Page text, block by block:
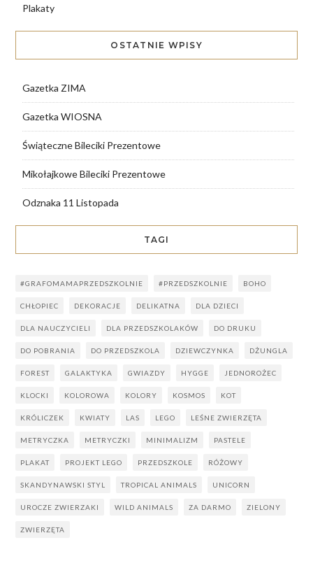
Plakaty
OSTATNIE WPISY
Gazetka ZIMA
Gazetka WIOSNA
Świąteczne Bileciki Prezentowe
Mikołajkowe Bileciki Prezentowe
Odznaka 11 Listopada
TAGI
#GRAFOMAMAPRZEDSZKOLNIE #PRZEDSZKOLNIE BOHO
CHŁOPIEC DEKORACJE DELIKATNA DLA DZIECI
DLA NAUCZYCIELI DLA PRZEDSZKOLAKÓW DO DRUKU
DO POBRANIA DO PRZEDSZKOLA DZIEWCZYNKA DŻUNGLA
FOREST GALAKTYKA GWIAZDY HYGGE JEDNOROŻEC
KLOCKI KOLOROWA KOLORY KOSMOS KOT
KRÓLICZEK KWIATY LAS LEGO LEŚNE ZWIERZĘTA
METRYCZKA METRYCZKI MINIMALIZM PASTELE
PLAKAT PROJEKT LEGO PRZEDSZKOLE RÓŻOWY
SKANDYNAWSKI STYL TROPICAL ANIMALS UNICORN
UROCZE ZWIERZAKI WILD ANIMALS ZA DARMO ZIELONY
ZWIERZĘTA